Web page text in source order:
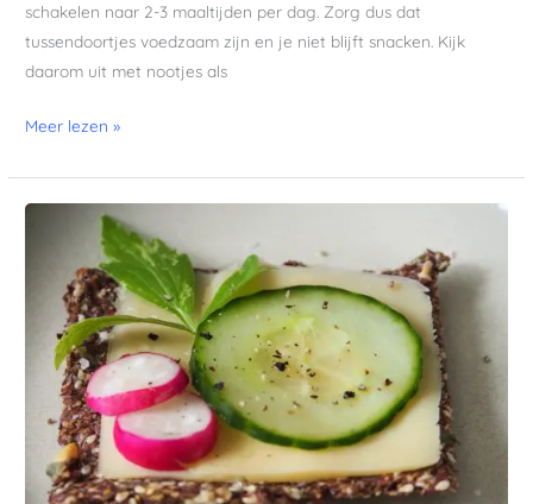
schakelen naar 2-3 maaltijden per dag. Zorg dus dat
tussendoortjes voedzaam zijn en je niet blijft snacken. Kijk
daarom uit met nootjes als
Meer lezen »
crackers